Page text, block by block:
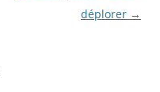
déplorer →